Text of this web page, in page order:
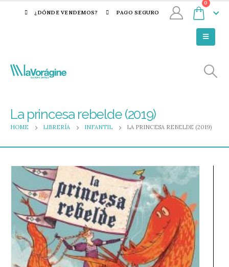
¿DÓNDE VENDEMOS? PAGO SEGURO
0
La princesa rebelde (2019)
HOME LIBRERÍA INFANTIL LA PRINCESA REBELDE (2019)